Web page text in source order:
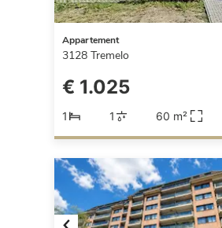
Appartement
3128 Tremelo
€ 1.025
1 1 60 m²